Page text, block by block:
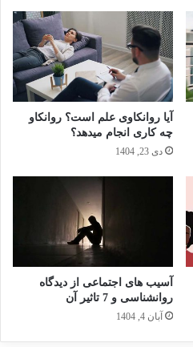
آیا روانکاوی علم است؟ روانکاو
چه کاری انجام میدهد؟
دی 23, 1404
آسیب های اجتماعی از دیدگاه
روانشناسی و 7 تاثیر آن
آبان 4, 1404